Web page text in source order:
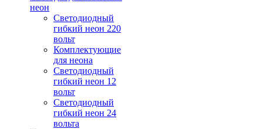
неон
Светодиодный
гибкий неон 220
вольт
Комплектующие
для неона
Светодиодный
гибкий неон 12
вольт
Светодиодный
гибкий неон 24
вольта